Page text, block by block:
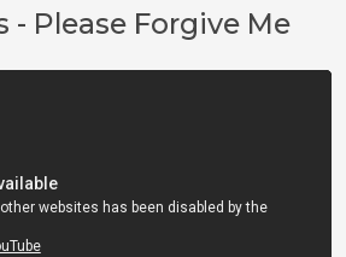
- Please Forgive Me